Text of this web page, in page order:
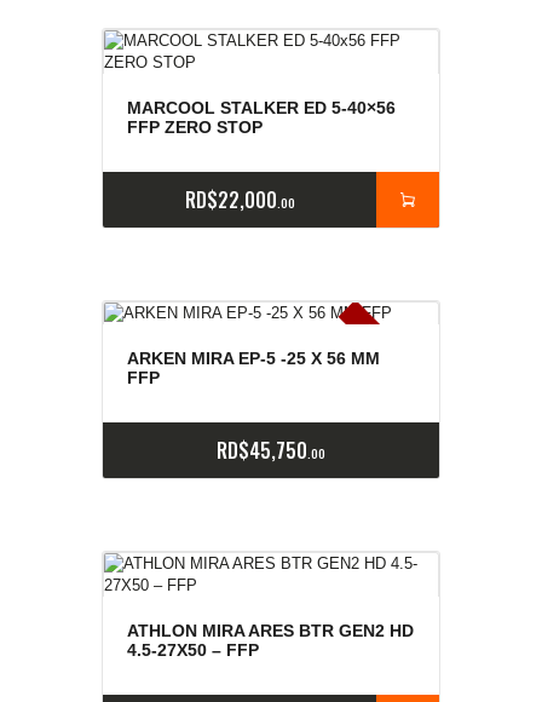
MARCOOL STALKER ED 5-40×56
FFP ZERO STOP
RD$22,000 00
E
x
is
t
e
n
c
ia
s
a
g
o
t
a
d
a
s
ARKEN MIRA EP-5 -25 X 56 MM
FFP
RD$45,750 00
ATHLON MIRA ARES BTR GEN2 HD
4.5-27X50 – FFP